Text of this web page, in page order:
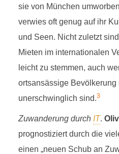
sie von München
verwies oft genug auf ihr
und Seen. Nicht zuletzt
Mieten im internationalen
leicht zu stemmen, auch
ortsansässige Bevölkerung
unerschwinglich sind.3
Zuwanderung durch IT.
prognostiziert durch die
einen „neuen Schub an